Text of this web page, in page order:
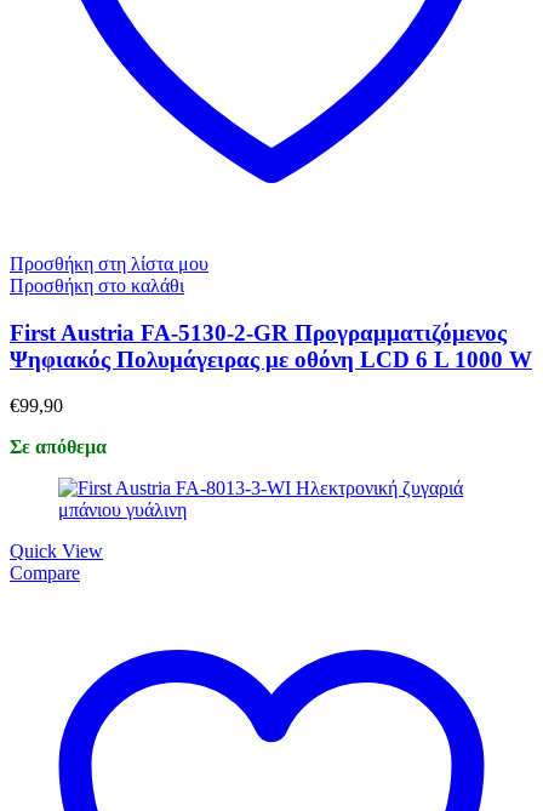
Προσθήκη στη λίστα μου
Προσθήκη στο καλάθι
First Austria FA-5130-2-GR Προγραμματιζόμενος
Ψηφιακός Πολυμάγειρας με οθόνη LCD 6 L 1000 W
€99,90
Σε απόθεμα
Quick View
Compare